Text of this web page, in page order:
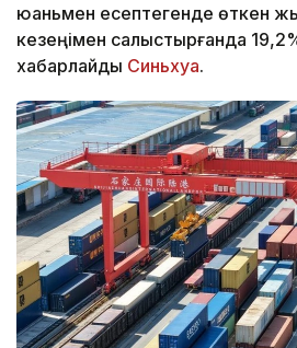
юаньмен есептегенде өткен
кезеңімен салыстырғанда
хабарлайды Синьхуа.